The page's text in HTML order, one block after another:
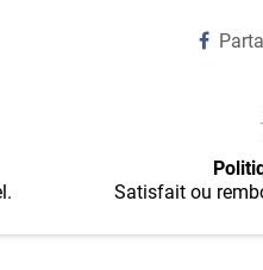
Satisfait ou